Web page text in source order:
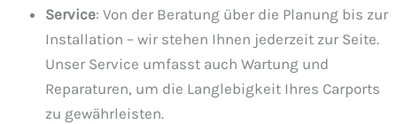
Service: Von der Beratung über die Planung bis zur
Installation – wir stehen Ihnen jederzeit zur Seite.
Unser Service umfasst auch Wartung und
Reparaturen, um die Langlebigkeit Ihres Carports
zu gewährleisten.